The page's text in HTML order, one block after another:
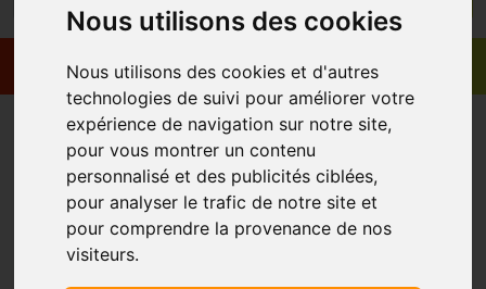
Nous utilisons des cookies
Nous utilisons des cookies et d'autres
technologies de suivi pour améliorer votre
expérience de navigation sur notre site,
pour vous montrer un contenu
personnalisé et des publicités ciblées,
pour analyser le trafic de notre site et
pour comprendre la provenance de nos
visiteurs.
Promos Produits
Arkogélules